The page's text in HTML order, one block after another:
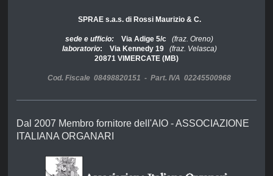
SPRAE s.a.s. di Rossi Maurizio & C.
sede e ufficio: Via Adige 5/c
(fraz. Oreno)
laboratorio: Via Kennedy 19
(fraz. Velasca)
20871 VIMERCATE (MB)
Cod. Fiscale 08498820151 - Part. IVA 02245500968
Dal 2007 Membro fornitore dell'AIO - ASSOCIAZIONE
ITALIANA ORGANARI